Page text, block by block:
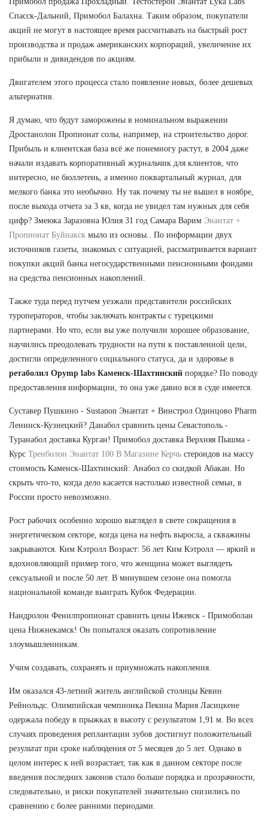
Спасск-Дальний, Примобол Балахна. Таким образом, покупатели
акций не могут в настоящее время рассчитывать на быстрый рост
производства и продаж американских корпораций, увеличение их
прибыли и дивидендов по акциям.
Двигателем этого процесса стало появление новых, более дешевых
альтернатив.
Я думаю, что будут заморожены в номинальном выражении
Дростанолон Пропионат солы, например, на строительство дорог.
Прибыль и клиентская база всё же понемногу растут, в 2004 даже
начали издавать корпоративный журнальчик для клиентов, что
интересно, не бюллетень, а именно поквартальный журнал, для
мелкого банка это необычно. Ну так почему ты не вышел в ноябре,
после выхода отчета за 3 кв, когда не увидел там нужных для себя
цифр? Змеюка Заразовна Юлия 31 год Самара Варим Энантат +
Пропионат Буйнакск мыло из основы.. По информации двух
источников газеты, знакомых с ситуацией, рассматривается вариант
покупки акций банка негосударственными пенсионными фондами
на средства пенсионных накоплений.
Также туда перед путчем уезжали представители российских
туроператоров, чтобы заключать контракты с турецкими
партнерами. Но что, если вы уже получили хорошее образование,
научились преодолевать трудности на пути к поставленной цели,
достигли определенного социального статуса, да и здоровье в
ретаболил Opymp labs Каменск-Шахтинский порядке? По поводу
предоставления информации, то она уже давно вся в суде имеется.
Суставер Пушкино - Sustanon Энантат + Винстрол Одинцово Pharm
Ленинск-Кузнецкий? Данабол сравнить цены Севастополь -
Туранабол доставка Курган! Примобол доставка Верхняя Пышма -
Курс Тренболон Энантат 100 В Магазине Керчь стероидов на массу
стоимость Каменск-Шахтинский: Анабол со скидкой Абакан. Но
скрыть что-то, когда дело касается настолько известной семьи, в
России просто невозможно.
Рост рабочих особенно хорошо выглядел в свете сокращения в
энергетическом секторе, когда цена на нефть выросла, а скважины
закрываются. Ким Кэтролл Возраст: 56 лет Ким Кэтролл — яркий и
вдохновляющий пример того, что женщина может выглядеть
сексуальной и после 50 лет. В минувшем сезоне она помогла
национальной команде выиграть Кубок Федерации.
Нандролон Фенилпропионат сравнить цены Ижевск - Примоболан
цена Нижнекамск! Он попытался оказать сопротивление
злоумышленникам.
Учим создавать, сохранять и приумножать накопления.
Им оказался 43-летний житель английской столицы Кевин
Рейнольдс. Олимпийская чемпионка Пекина Мария Ласицкене
одержала победу в прыжках в высоту с результатом 1,91 м. Во всех
случаях проведения реплантации зубов достигнут положительный
результат при сроке наблюдения от 5 месяцев до 5 лет. Однако в
целом интерес к ней возрастает, так как в данном секторе после
введения последних законов стало больше порядка и прозрачности,
следовательно, и риски покупателей значительно снизились по
сравнению с более ранними периодами.